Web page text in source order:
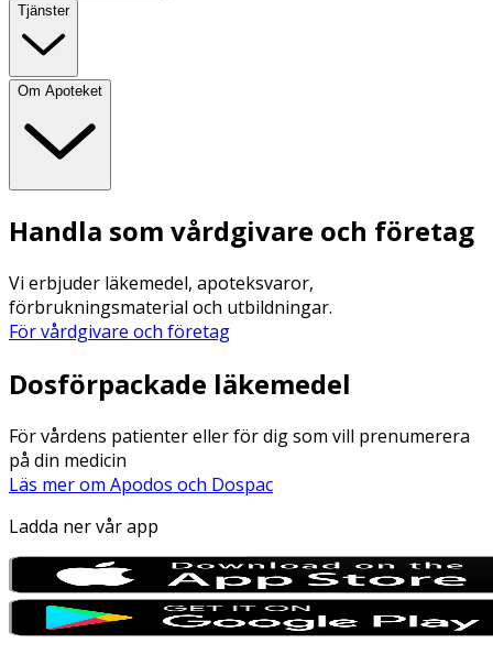
Tjänster
Om Apoteket
Handla som vårdgivare och företag
Vi erbjuder läkemedel, apoteksvaror,
förbrukningsmaterial och utbildningar.
För vårdgivare och företag
Dosförpackade läkemedel
För vårdens patienter eller för dig som vill prenumerera
på din medicin
Läs mer om Apodos och Dospac
Ladda ner vår app